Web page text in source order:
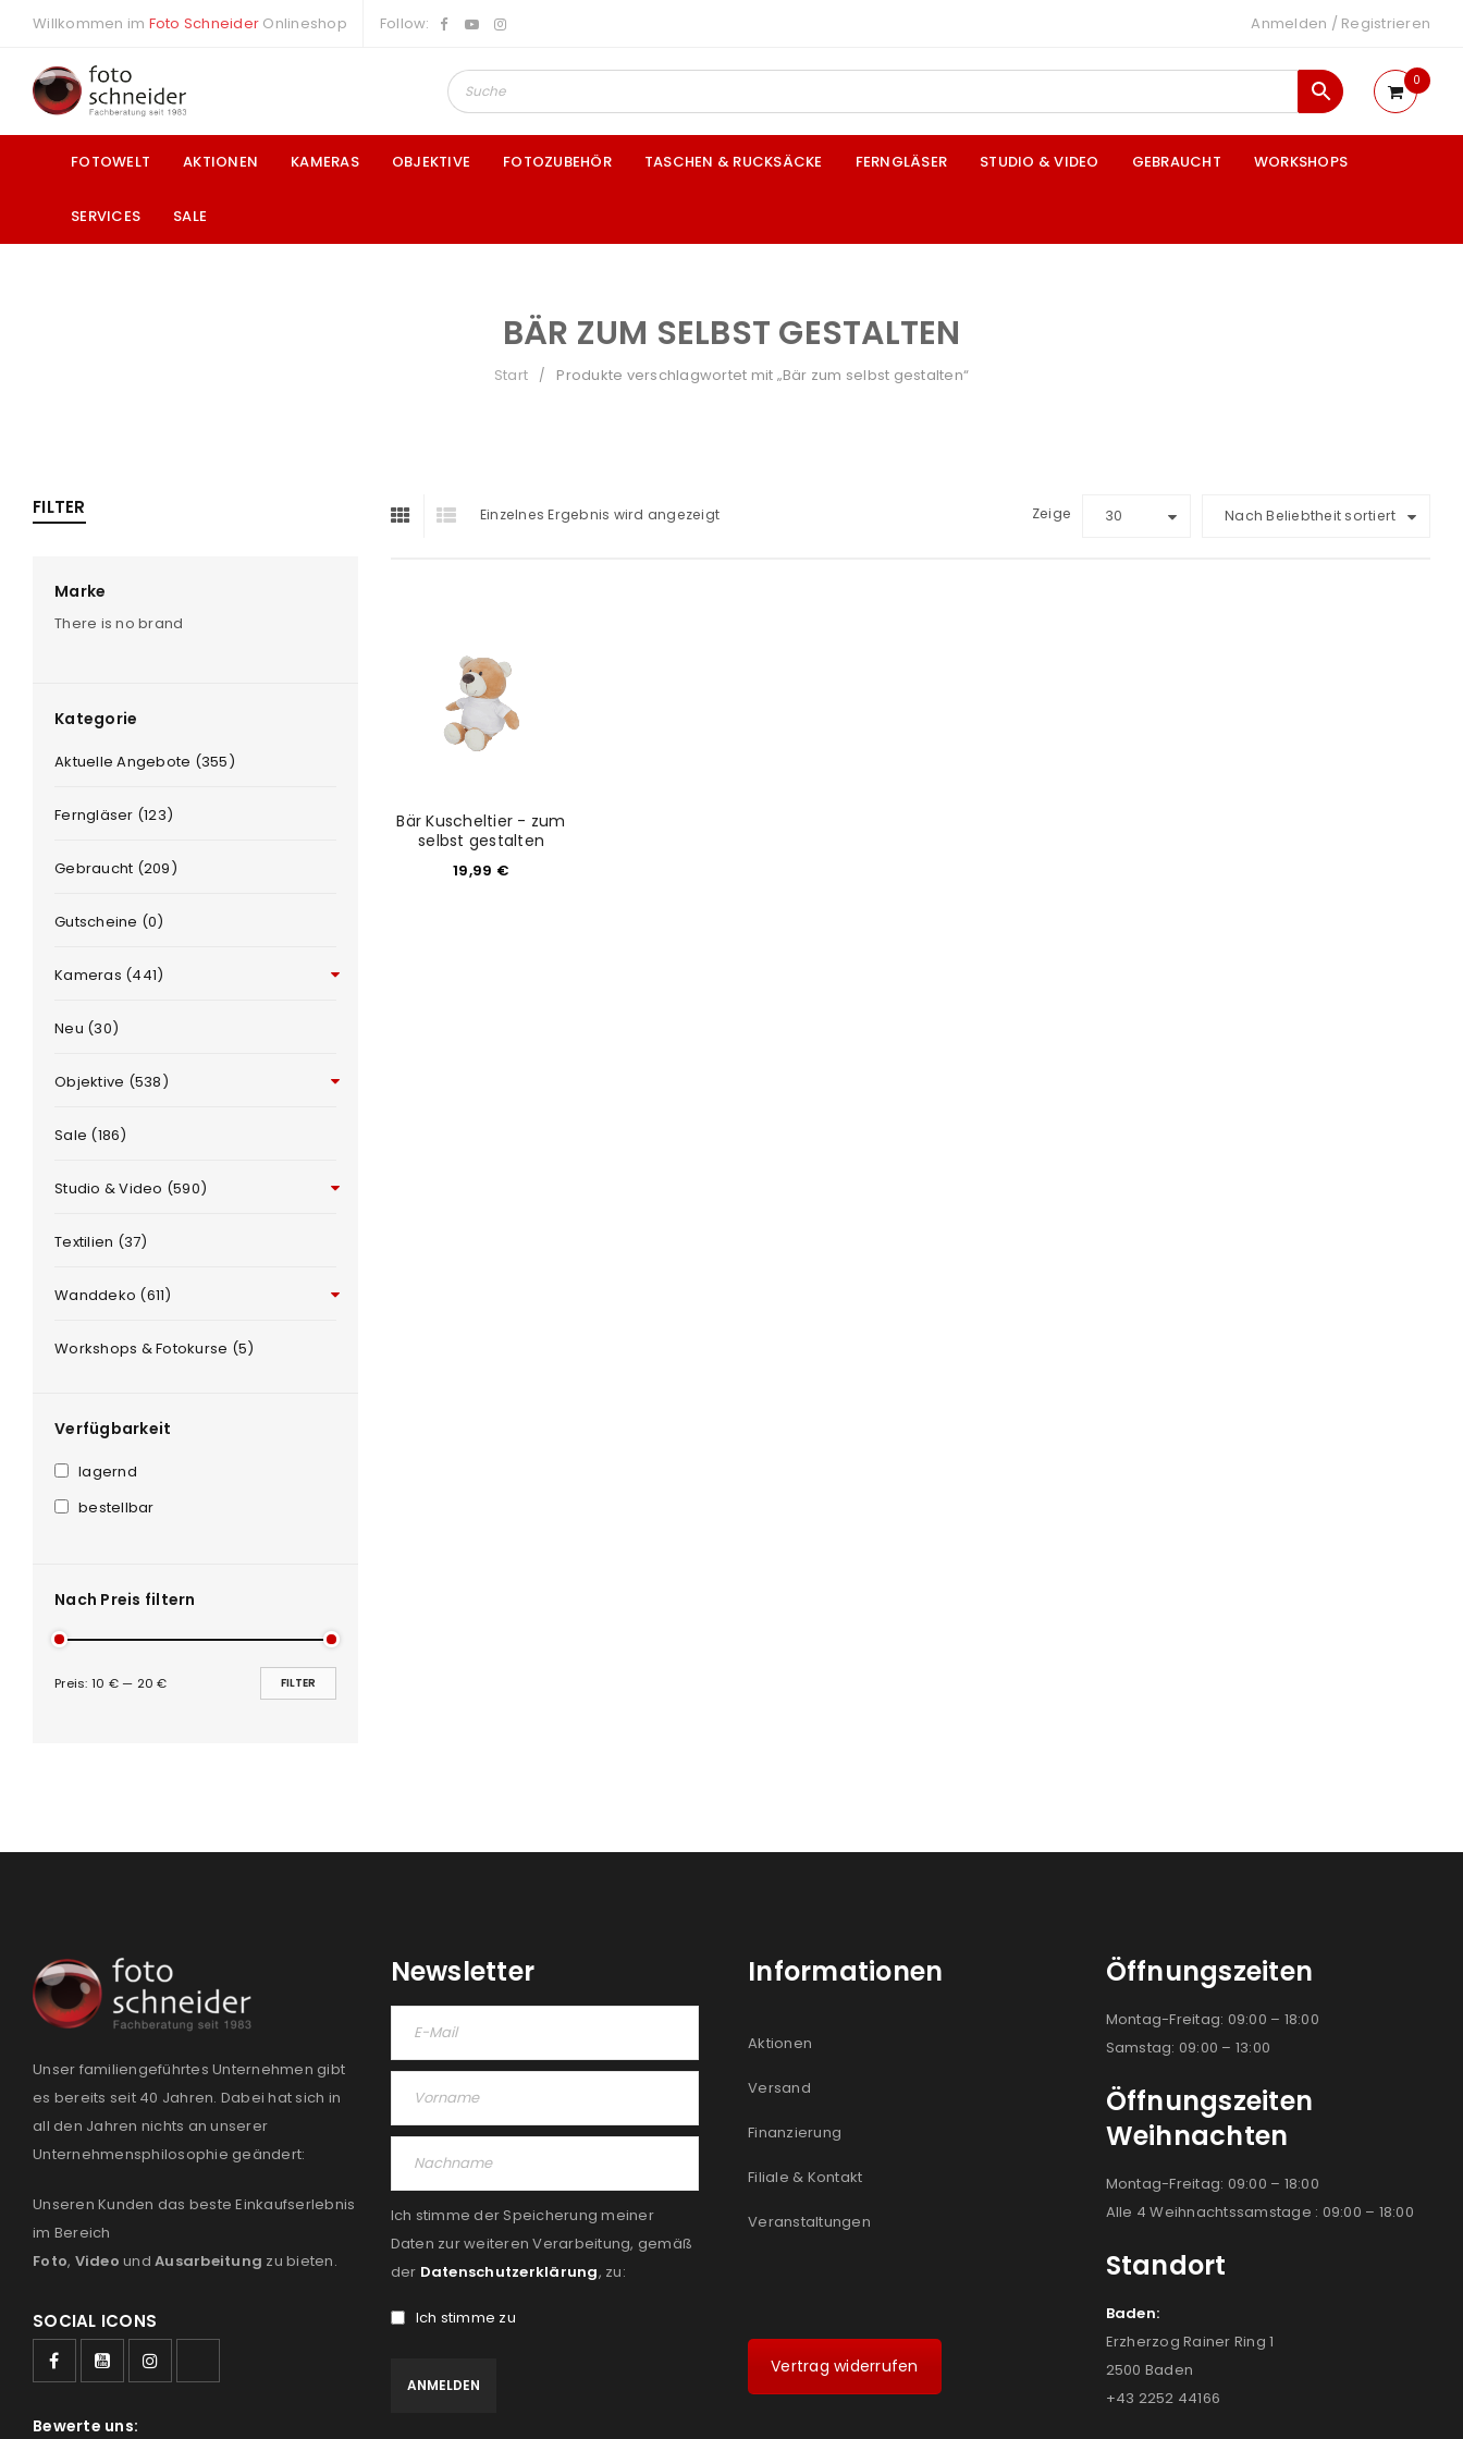
Passwort
Willkommen im Foto Schneider Onlineshop Follow: Anmelden / Registrieren
0
FOTOWELT AKTIONEN KAMERAS OBJEKTIVE FOTOZUBEHÖR TASCHEN & RUCKSÄCKE FERNGLÄSER STUDIO & VIDEO GEBRAUCHT WORKSHOPS
SERVICES SALE
BÄR ZUM SELBST GESTALTEN
Start / Produkte verschlagwortet mit „Bär zum selbst gestalten“
FILTER
Marke
There is no brand
Kategorie
Aktuelle Angebote (355)
Ferngläser (123)
Gebraucht (209)
Gutscheine (0)
Kameras (441)
Neu (30)
Objektive (538)
Sale (186)
Studio & Video (590)
Textilien (37)
Wanddeko (611)
Workshops & Fotokurse (5)
Verfügbarkeit
lagernd
bestellbar
Nach Preis filtern
FILTER
Preis: 10 €— 20 €
Einzelnes Ergebnis wird angezeigt Nach Beliebtheit sortiert
Zeige 30
Bär Kuscheltier - zum
selbst gestalten
19,99 €
Unser familiengeführtes Unternehmen gibt
es bereits seit 40 Jahren. Dabei hat sich in
all den Jahren nichts an unserer
Unternehmensphilosophie geändert:
Unseren Kunden das beste Einkaufserlebnis
im Bereich
Foto, Video und Ausarbeitung zu bieten.
SOCIAL ICONS
Bewerte uns:
Newsletter
Ich stimme der Speicherung meiner
Daten zur weiteren Verarbeitung, gemäß
der Datenschutzerklärung, zu:
Ich stimme zu
Informationen
Aktionen
Versand
Finanzierung
Filiale & Kontakt
Veranstaltungen
Vertrag widerrufen
Öffnungszeiten
Montag-Freitag: 09:00 – 18:00
Samstag: 09:00 – 13:00
Öffnungszeiten
Weihnachten
Montag-Freitag: 09:00 – 18:00
Alle 4 Weihnachtssamstage : 09:00 – 18:00
Standort
Baden:
Erzherzog Rainer Ring 1
2500 Baden
+43 2252 44166